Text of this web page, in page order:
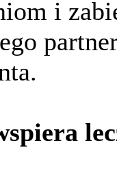
i